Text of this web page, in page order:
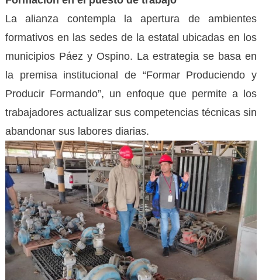
La alianza contempla la apertura de ambientes
formativos en las sedes de la estatal ubicadas en los
municipios Páez y Ospino. La estrategia se basa en
la premisa institucional de “Formar Produciendo y
Producir Formando”, un enfoque que permite a los
trabajadores actualizar sus competencias técnicas sin
abandonar sus labores diarias.